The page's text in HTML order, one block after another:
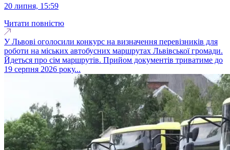
20 липня, 15:59
Читати повністю
У Львові оголосили конкурс на визначення перевізників для
роботи на міських автобусних маршрутах Львівської громади.
Йдеться про сім маршрутів. Прийом документів триватиме до
19 серпня 2026 року...